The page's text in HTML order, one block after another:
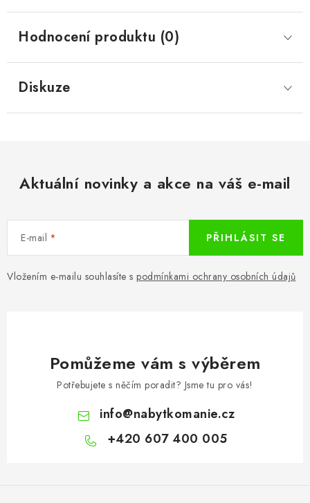
Hodnocení produktu (0)
Diskuze
Aktuální novinky a akce na váš e-mail
E-mail
Vložením e-mailu souhlasíte s podmínkami ochrany osobních údajů
PŘIHLÁSIT SE
Pomůžeme vám s výběrem
Potřebujete s něčím poradit? Jsme tu pro vás!
info@nabytkomanie.cz
+420 607 400 005